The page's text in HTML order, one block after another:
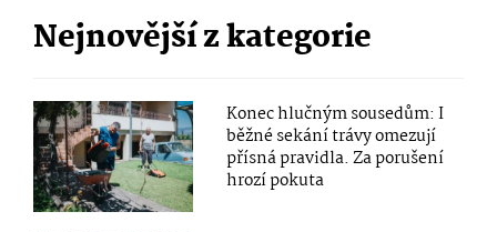
Nejnovější z kategorie
Konec hlučným sousedům: I
běžné sekání trávy omezují
přísná pravidla. Za porušení
hrozí pokuta